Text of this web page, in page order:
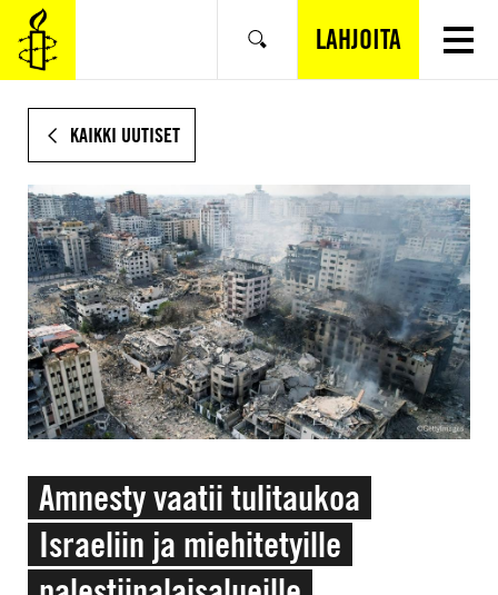
SIIRRY
VARSINAISEEN
SISÄLTÖÖN
Hae LAHJOITA
KAIKKI UUTISET
Amnesty vaatii tulitaukoa
Israeliin ja miehitetyille